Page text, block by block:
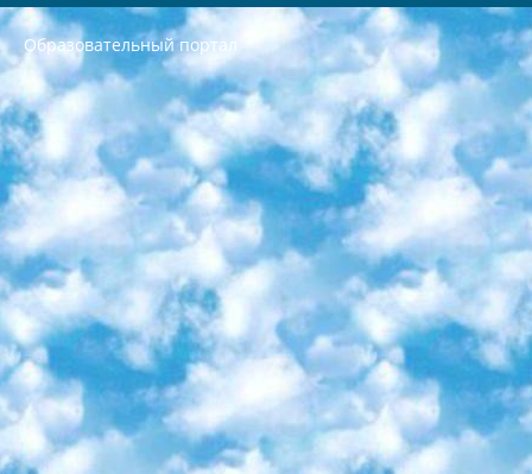
Образовательный портал
РЕСПУБЛИКА УЗБЕКИСТАН МИНИСТРЕРСТВО ДОШКОЛЬНОГО И ШКОЛЬНОГО ОБРАЗОВАНИЯ КОМАНДА в общеобразовательных учреждениях в 2023-2024 учебном году организация и проведение итоговой государственной аттестации обучающихся о Министра дошкольного и школьного образования Республики Узбекистан от 4 марта 2008 года (постановлением Минюста от 20 марта 2008 года № 1778 государственной регистрации) «Итоговое состояние учащихся общего среднего образования на основании положения об утверждении положения об аттестации общего среднего образования выпускной экзамен студентов в образовательных учреждениях в 2023-2024 учебном году В целях организации и прохождения аттестации приказываю: 1. Следующее: перечень предметов, по которым будет проводиться итоговая государственная аттестация и экзамен формы перевода согласно приложению 1; сертификаты международного образца, оценивающие уровень владения иностранными языками перечень согласно приложению 2; 2. Педагогический при специализированных образовательных учреждениях. научно-практический центр квалификации и международной оценки (Д.Давидова) 2024 г. До 25 марта: задания по предметам, по которым будет проводиться итоговая аттестация разработка и утверждение технических условий; итоговая аттестация на основании разработанного предметного задания разработка вопросов по предметам (устно и письменно), экзамен передача; общеобразовательные средние школы и специальные учебные заведения учащиеся выпускных классов школ и интернатов в агентской системе подготовка базы данных экзаменационных материалов и критериев оценки; перевод базы экзаменационных материалов на все языки обучения подать в Республиканский образовательный центр для изготовления; варианты экзаменов на основе разработанных контрольных материалов пусть будут поставлены задачи формирования. 3. Республиканский образовательный центр (Ш.Худайкулов) до 5 апреля 2024 года. до: база данных предоставленных экзаменационных материалов на все языки обучения перевод и экспертиза; для слепых, слабовидящих, глухих, слабослышащих и умственно отсталых детей учащиеся выпускных классов специализированных школ и школ-интернатов база данных экзаменационных материалов на всех преподаваемых языках подготовка критериев оценки; специализированные школы для умственно отсталых детей и технологии для учащихся выпускных классов школ-интернатов разработка соответствующих рекомендаций и критериев проведения ЕГЭ по естествознанию давать задания. 4. Педагогический при специализированных образовательных учреждениях. Научно-практический центр навыков и международной оценки (Д.Давидова), Республика образовательный центр (Худайкулов Ш.) итоговый государственный аттестационный экзамен ориентирован на творческое и логическое мышление при подготовке базы материалов учитывать введение заданий. 5. Следует отметить, что: сертификат государственного образца о знании общеобразовательного предмета и как минимум национальный уровень B1 по предметам на иностранных языках, указанным в Приложении 2. или международно признанный сертификат эквивалентного уровня студенты, изучающие определенный предмет, освобождаются от экзамена; по соответствующим предметам запланирована итоговая государственная аттестация за день до дня, путем жеребьевки Рабочей группой (в письменной форме по предметам, проводимым в форме) из числа сформированных вариантов выбрано 2 варианта; 2 выбранных варианта экзамена анонсированы на официальном сайте министерства и все выпускники по всей стране на основе этих вариантов проводит итоговую государственную аттестацию. 6. Государственное образование учащихся средних общеобразовательных учреждений. знания в соответствии с квалификационными требованиями, которые необходимо приобрести на основании стандартов итоговый (выпускной) контроль для 9 и 11 классов в целях тестирования Экзамены (далее – экзамены) состоят из предметов, перечисленных в приложении 1. будет сделано. 7. Экзамены пройдут с 26 мая по 15 июня 2024 г. (кроме науки физического воспитания). 8. Физическая для учащихся 9 классов общесредних образовательных учреждений. Экзамены по предмету «Образование, квалификация медицина» 1-6 мая 2024 года. сотрудники перевести под присмотр (с отклонениями в физическом или умственном развитии) специализированная школа для детей, школы-интернаты и со сколиозом школы-интернаты санаторного типа для больных детей исключены). 9. Он был слепым, слабовидящим и имел нарушения опорно-двигательного аппарата. экзамены в специализированных школах и интернатах для детей должны проводиться исходя из требований, предъявляемых к общеобразовательным учреждениям (физкультура кроме науки). 10. Специализированная школа для глухих и слабослышащих детей. и экзамены в интернатах и быть реализован в виде письменного теста по математике. 11. Специальность для умственно отсталых детей. Для 9 класса Родной язык и литературное письмо Государственный язык (язык обучения – узбекский). для неклассов) написано Математическое письмо Письменная/устная история Узбекистана Физическое воспитание практично Итоговый контроль Для 11 класса Написание родного языка и литературы (эссе) Математическое письмо Узбекский язык (обучение на узбекском языке) не посещающее общее среднее образование для учреждений)/Образовательное учреждение выбор письменный и устный Иностранный язык письменный/устный Письменная/устная история Узбекистана *По выбору студента:  Химия  Физика  Основы государственного права  География 10 бесплатных образовательных ресурсов - Мы составили подборку онлайн-проектов с интерактивными упражнениями, видеолекциями и статьями. Они помогут вам обрести новые и освежить старые знания бесплатно. 1. «ИНТУИТ» Старейшая образовательная площадка Рунета. Здесь вы найдёте сотни текстовых и видеокурсов на десятки различных тем — от программирования до психологии. Многие курсы подготовлены российскими университетами и крупными международными компаниями вроде Intel и Microsoft. Самостоятельное обучение бесплатное, но желающие могут оплатить услуги персональных наставников. 2. «Смартия» знакомит с актуальными профессиями и подсказывает, как им обучаться. Выбрав заинтересовавшую вас специальность — SMM-специалист, фотограф, веб-дизайнер или другую, — увидите список необходимых для неё умений. Чтобы вы могли освоить их самостоятельно, для каждого умения площадка отображает подборку ссылок на учебные материалы. Хотя «Смартия» ориентируется на русскоязычную аудиторию, часть контента всё же доступна только на английском. 3. «Лекторий Физтеха» Проект Московского физико-технического института (Физтеха). С его помощью вы можете смотреть онлайн серии лекций, записанные на видео в этом вузе. В числе доступных предметов — физика, биология, химия, информационные технологии и другие. К некоторым лекциям администрация ресурса прилагает готовые конспекты, которые можно скачивать в PDF-формате. 4. ITMOcourses Онлайн-площадка Санкт-Петербургского национального исследовательского университета информационных технологий, механики и оптики (ИТМО). Ресурс предоставляет свободный доступ к курсам, разработанным в этом вузе. Каталог материалов разбит на четыре категории: «Оптические системы и технологии», «Приборостроение и робототехника», «Информационные технологии» и «Биотехнологии». Курсы состоят из видеолекций, интерактивных демонстраций и заданий. 5. «КиберЛенинка» Электронная научная библиотека открытого доступа. Каталог площадки регулярно обрастает текстами статей из различных научных изданий. Сгруппированные по журналам и рубрикам публикации можно читать онлайн или скачивать целиком в PDF-формате. Проект нацелен на популяризацию науки за счёт открытого доступа к качественной информации. 6. «ПостНаука» На этом ресурсе публикуют подборки видеолекций, составленные экспертами из разных отраслей и объединённые общими темами. Среди них, к примеру, есть серии «Биоинформатика и геномика», «Культура средневековой Скандинавии» и Cinema Studies о теории кино. Каждая подборка лекций — логически связанная история, рассказанная экспертом от первого лица. Кроме того, на сайте появляются научно-образовательные статьи и тесты на разные темы. 7. «Newочём» Команда проекта «Newочём» отбирает самые интересные тексты из англоязычных СМИ и переводит те из них, за которые голосуют участники сообщества «ВКонтакте». По большей части это научно-популярные статьи. Редакторы придумывают лишь заголовки, в остальном содержание переводов соответствует оригиналам. Полные тексты можно читать прямо в социальной сети. 8. InternetUrok Онлайн-база материалов по основным дисциплинам школьной программы. Информация на сайте структурирована по классам, предметам и темам (урокам). Каждый урок состоит из видеолекций и конспектов. Есть также интерактивные тренажёры и тесты для закрепления пройденного материала. Даже если вы давно окончили школу, возможность повторить программу старших классов всегда может пригодиться. 9. Edutainme Ещё один ресурс об образовании. В отличие от Newtonew, как мне кажется, Edutainme больше ориентируется на представителей индустрии: педагогов, предпринимателей, разработчиков образовательных проектов. Но и любой, кто просто стремится к саморазвитию, найдёт на сайте много полезного и интересного для себя. Например, информацию о новых курсах и образовательных сервисах. 10. Newtonew Онлайн-медиа об образовании и обучении в широком смысле. Авторы Newtonew пишут об инструментах, заведениях, тактиках и стратегиях, которые помогают учить других и получать новые знания самостоятельно. На этой площадке вы найдёте новости, обзоры, аналитические мат